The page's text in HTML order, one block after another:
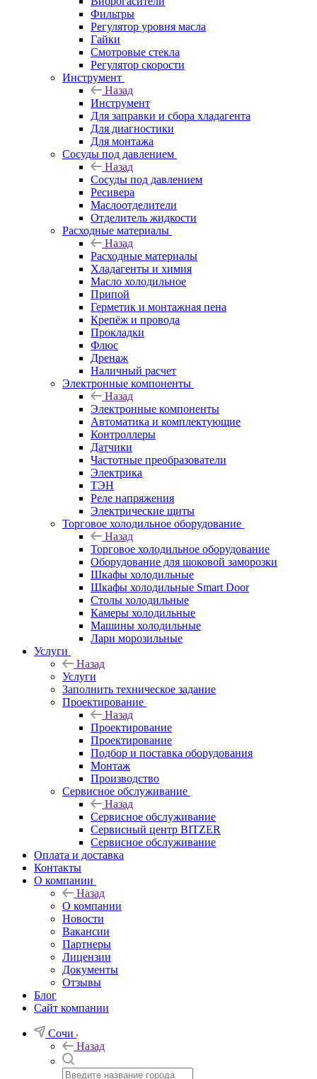
Фильтры
Регулятор уровня масла
Гайки
Смотровые стекла
Регулятор скорости
Инструмент
Назад
Инструмент
Для заправки и сбора хладагента
Для диагностики
Для монтажа
Сосуды под давлением
Назад
Сосуды под давлением
Ресивера
Маслоотделители
Отделитель жидкости
Расходные материалы
Назад
Расходные материалы
Хладагенты и химия
Масло холодильное
Припой
Герметик и монтажная пена
Крепёж и провода
Прокладки
Флюс
Дренаж
Наличный расчет
Электронные компоненты
Назад
Электронные компоненты
Автоматика и комплектующие
Контроллеры
Датчики
Частотные преобразователи
Электрика
ТЭН
Реле напряжения
Электрические щиты
Торговое холодильное оборудование
Назад
Торговое холодильное оборудование
Оборудование для шоковой заморозки
Шкафы холодильные
Шкафы холодильные Smart Door
Столы холодильные
Камеры холодильные
Машины холодильные
Лари морозильные
Услуги
Назад
Услуги
Заполнить техническое задание
Проектирование
Назад
Проектирование
Проектирование
Подбор и поставка оборудования
Монтаж
Производство
Сервисное обслуживание
Назад
Сервисное обслуживание
Сервисный центр BITZER
Сервисное обслуживание
Оплата и доставка
Контакты
О компании
Назад
О компании
Новости
Вакансии
Партнеры
Лицензии
Документы
Отзывы
Блог
Сайт компании
Сочи
Назад